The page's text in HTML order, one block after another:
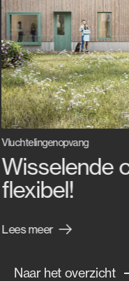
Vluchtelingenopvang
Wisselende
flexibel!
Lees meer
Naar het overzicht